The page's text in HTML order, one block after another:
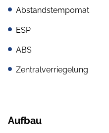
Abstandstempomat
ESP
ABS
Zentralverriegelung
Aufbau